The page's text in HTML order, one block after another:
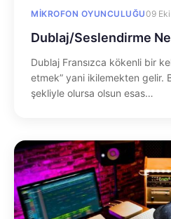
MIKROFON OYUNCULUĞU09
Dublaj/Seslendirme
Dublaj Fransızca kökenli bir
etmek” yani ikilemekten gelir.
şekliyle olursa olsun esas…